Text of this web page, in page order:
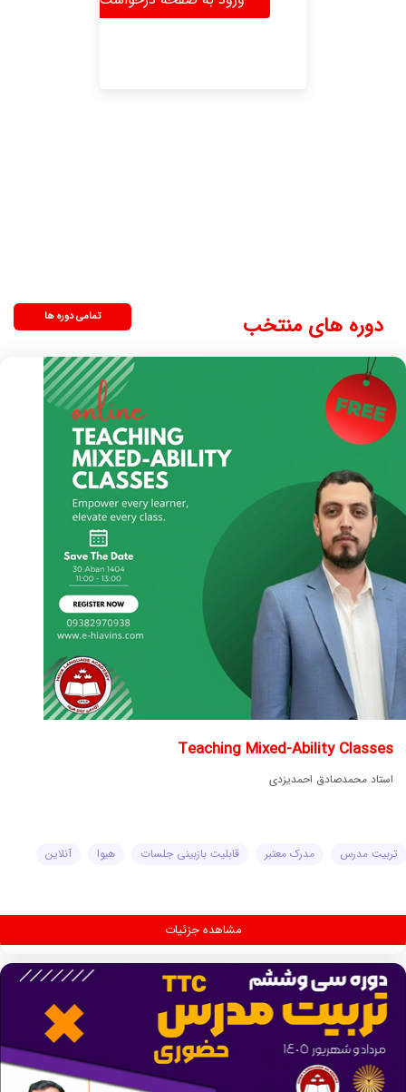
دوره های منتخب تمامی دوره ها
Teaching Mixed-Ability Classes
استاد محمدصادق احمدیزدی
تربیت مدرس مدرک معتبر قابلیت بازبینی جلسات هیوا آنلاین
مشاهده جزئیات